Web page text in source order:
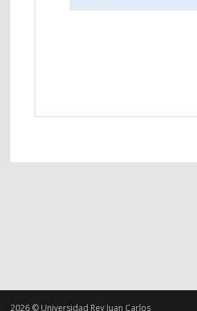
2026 © Universidad Rey Juan Carlos